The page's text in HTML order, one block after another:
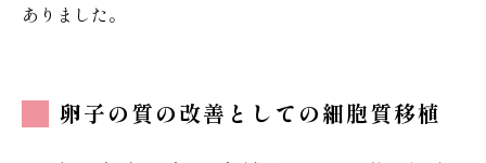
ありました。
卵子の質の改善としての細胞質移植